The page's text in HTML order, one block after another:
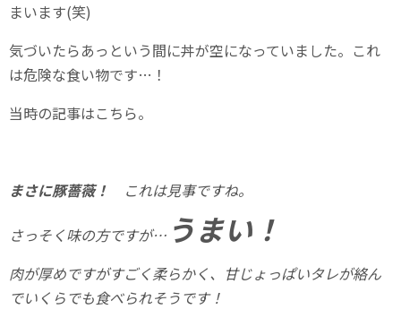
まいます(笑)
気づいたらあっという間に丼が空になっていました。これ
は危険な食い物です…！
当時の記事はこちら。
まさに豚薔薇！ これは見事ですね。
さっそく味の方ですが… うまい！
肉が厚めですがすごく柔らかく、甘じょっぱいタレが絡ん
でいくらでも食べられそうです！